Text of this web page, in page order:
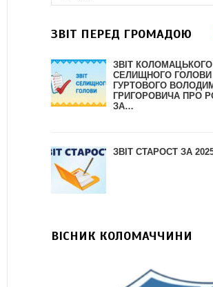
ЗВІТ ПЕРЕД ГРОМАДОЮ
ЗВІТ КОЛОМАЦЬКОГО
СЕЛИЩНОГО ГОЛОВИ
ГУРТОВОГО
ГРИГОРОВИЧА ПРО
ЗА…
ЗВІТ СТАРОСТ ЗА
ВІСНИК КОЛОМАЧЧИНИ